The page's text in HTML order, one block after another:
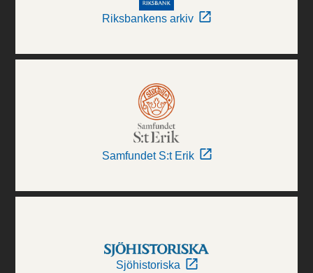
Riksbankens arkiv
Samfundet S:t Erik
Sjöhistoriska